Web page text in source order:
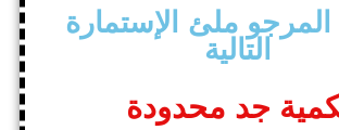
ملئ الإستمارة
التالية
جد محدودة